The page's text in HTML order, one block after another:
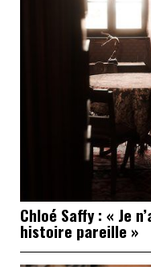
Chloé Saffy : « Je
histoire pareille »